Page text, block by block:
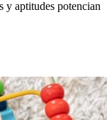
y aptitudes potencian